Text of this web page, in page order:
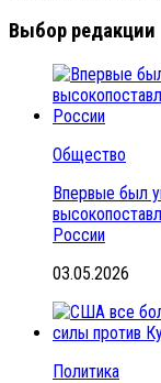
Выбор редакции
Общество
Впервые был
России
03.05.2026
Политика